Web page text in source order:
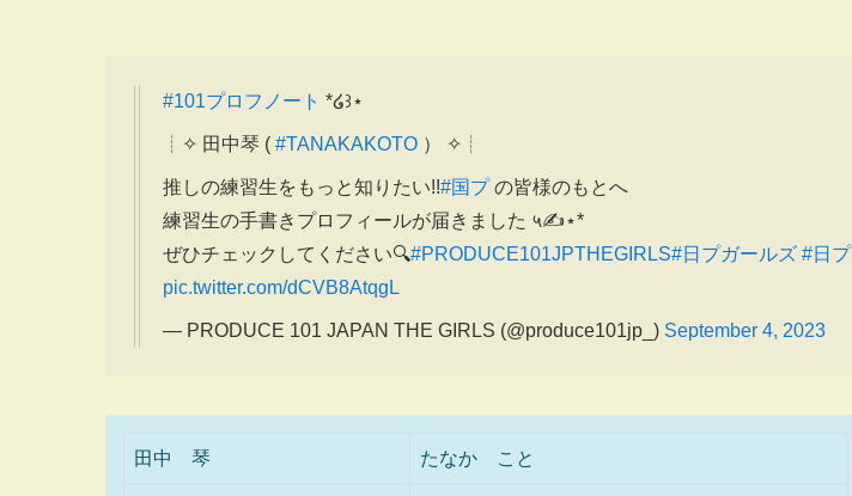
#101プロフノート *໒꒱⋆
┊✧ 田中琴 ( #TANAKAKOTO ） ✧┊
推しの練習生をもっと知りたい!!#国プの皆様のもとへ
練習生の手書きプロフィールが届きました ५✍⋆*
ぜひチェックしてください🔍#PRODUCE101JPTHEGIRLS#日プガールズ #日プ
pic.twitter.com/dCVB8AtqgL
— PRODUCE 101 JAPAN THE GIRLS (@produce101jp_) September 4, 2023
田中 琴 たなか こと